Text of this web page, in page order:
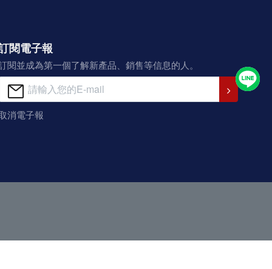
閱電子報
閱並成為第一個了解新產品、銷售等信息的人。
消電子報